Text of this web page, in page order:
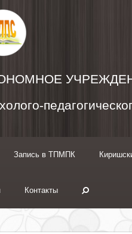
Запись в ТПМПК
Контакты